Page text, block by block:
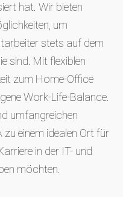
hat. Wir bieten
um
stets auf dem
sind. Mit flexiblen
zum Home-Office
Work-Life-Balance.
umfangreichen
einem idealen Ort für
in der IT- und
möchten.